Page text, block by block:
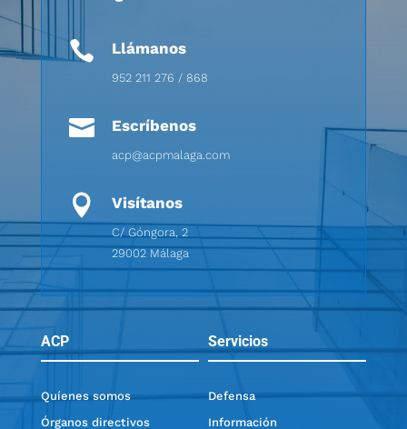
 Llámanos
952 211 276 / 868
 Escríbenos
acp@acpmalaga.com
 Visítanos
C/ Góngora, 2
29002 Málaga
ACP Servicios
Quíenes somos
Órganos directivos
Defensa
Información